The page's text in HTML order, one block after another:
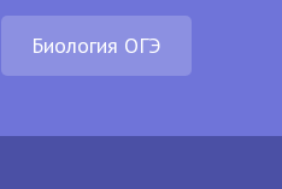
Биология ОГЭ